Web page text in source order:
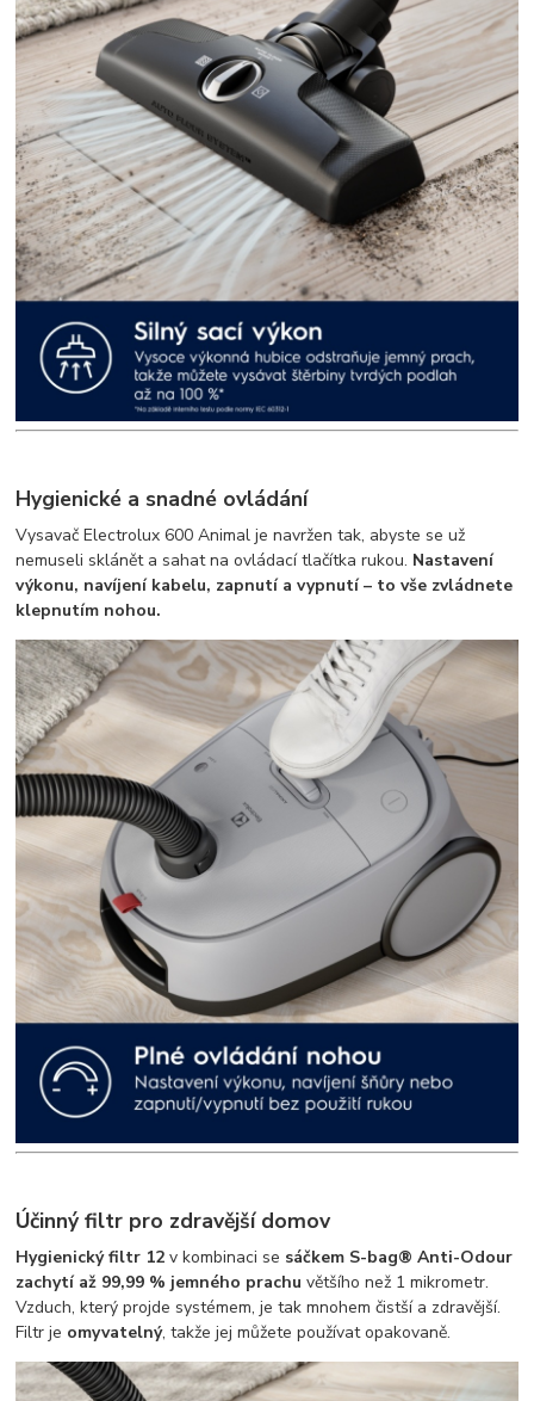
Hygienické a snadné ovládání
Vysavač Electrolux 600 Animal je navržen tak, abyste se už
nemuseli sklánět a sahat na ovládací tlačítka rukou. Nastavení
výkonu, navíjení kabelu, zapnutí a vypnutí – to vše zvládnete
klepnutím nohou.
Účinný filtr pro zdravější domov
Hygienický filtr 12 v kombinaci se sáčkem S-bag® Anti-Odour
zachytí až 99,99 % jemného prachu většího než 1 mikrometr.
Vzduch, který projde systémem, je tak mnohem čistší a zdravější.
Filtr je omyvatelný, takže jej můžete používat opakovaně.